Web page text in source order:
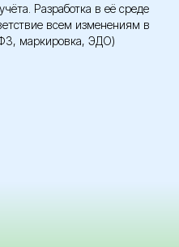
Разработка в её среде
всем изменениям в
маркировка, ЭДО)